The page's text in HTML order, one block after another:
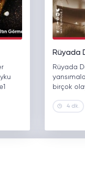
Rüyada
Rüyada
birçok
4 dk.